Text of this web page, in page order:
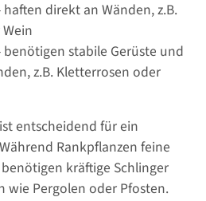
haften direkt an Wänden, z.B.
benötigen stabile Gerüste und
z.B. Kletterrosen oder
entscheidend für ein
Rankpflanzen feine
kräftige Schlinger
Pergolen oder Pfosten.